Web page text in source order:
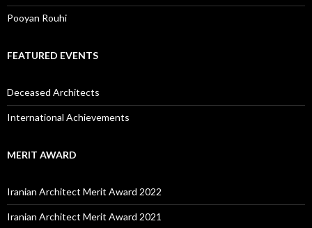
Pooyan Rouhi
FEATURED EVENTS
Deceased Architects
International Achievements
MERIT AWARD
Iranian Architect Merit Award 2022
Iranian Architect Merit Award 2021